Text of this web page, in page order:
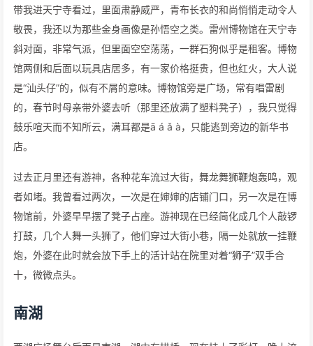
带我进天宁寺看过，里面肃静威严，青布长衣的和尚悄悄走动令人
敬畏，我还以为那些金身画像是孙悟空之类。雷州博物馆在天宁寺
斜对面，非常气派，但里面空空荡荡，一群石狗似乎是租客。博物
馆两侧和后面以玩具店居多，有一家价格挺贵，但也红火，大人说
是“汕头仔”的，似有不屑的意味。博物馆旁是广场，常有唱雷剧
的，春节时母亲带外婆去听（那里还放满了塑料凳子），我只觉得
鼓乐喧天而不知所云，满耳都是ā á ǎ à，只能逃到旁边的新华书
店。
过去正月里还有游神，各种花车流过大街，舞龙舞狮鞭炮轰鸣，观
者如堵。我曾看过两次，一次是在婶婶的店铺门口，另一次是在博
物馆前，外婆早早摆了凳子占座。游神现在已经简化成几个人敲锣
打鼓，几个人舞一头狮了，他们穿过大街小巷，隔一处就放一挂鞭
炮，外婆在此时就会放下手上的活计站在院里对着“狮子”双手合
十，微微点头。
南湖